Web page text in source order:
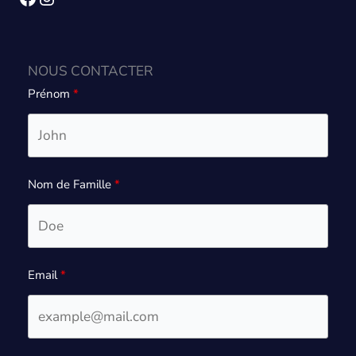
NOUS CONTACTER
Prénom
Nom de Famille
Email